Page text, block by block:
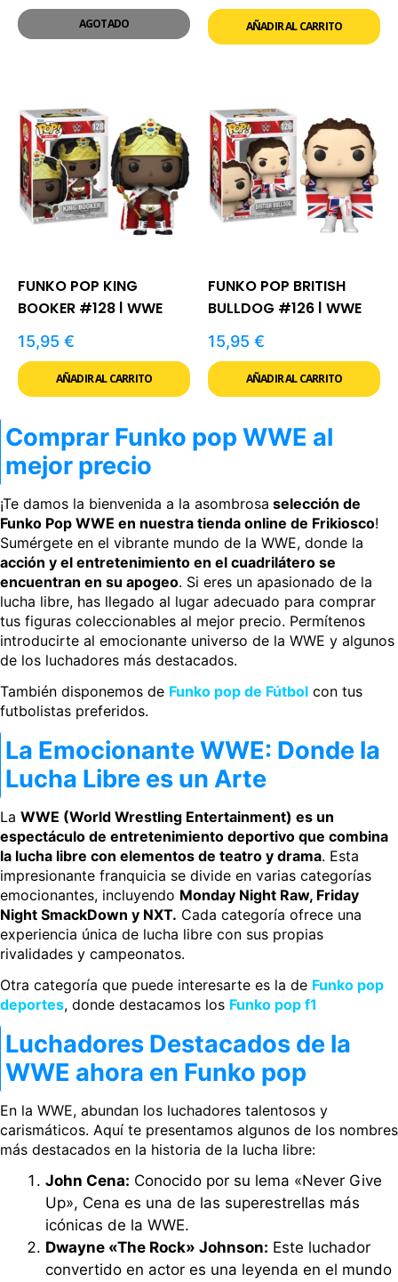
AGOTADO AÑADIR AL CARRITO
FUNKO POP KING
BOOKER #128 | WWE
15,95 €
AÑADIR AL CARRITO
FUNKO POP BRITISH
BULLDOG #126 | WWE
15,95 €
AÑADIR AL CARRITO
Comprar Funko pop WWE al
mejor precio
¡Te damos la bienvenida a la asombrosa selección de
Funko Pop WWE en nuestra tienda online de Frikiosco!
Sumérgete en el vibrante mundo de la WWE, donde la
acción y el entretenimiento en el cuadrilátero se
encuentran en su apogeo. Si eres un apasionado de la
lucha libre, has llegado al lugar adecuado para comprar
tus figuras coleccionables al mejor precio. Permítenos
introducirte al emocionante universo de la WWE y algunos
de los luchadores más destacados.
También disponemos de Funko pop de Fútbol con tus
futbolistas preferidos.
La Emocionante WWE: Donde la
Lucha Libre es un Arte
La WWE (World Wrestling Entertainment) es un
espectáculo de entretenimiento deportivo que combina
la lucha libre con elementos de teatro y drama. Esta
impresionante franquicia se divide en varias categorías
emocionantes, incluyendo Monday Night Raw, Friday
Night SmackDown y NXT. Cada categoría ofrece una
experiencia única de lucha libre con sus propias
rivalidades y campeonatos.
Otra categoría que puede interesarte es la de Funko pop
deportes, donde destacamos los Funko pop f1
Luchadores Destacados de la
WWE ahora en Funko pop
En la WWE, abundan los luchadores talentosos y
carismáticos. Aquí te presentamos algunos de los nombres
más destacados en la historia de la lucha libre:
John Cena: Conocido por su lema «Never Give
Up», Cena es una de las superestrellas más
icónicas de la WWE.
Dwayne «The Rock» Johnson: Este luchador
convertido en actor es una leyenda en el mundo